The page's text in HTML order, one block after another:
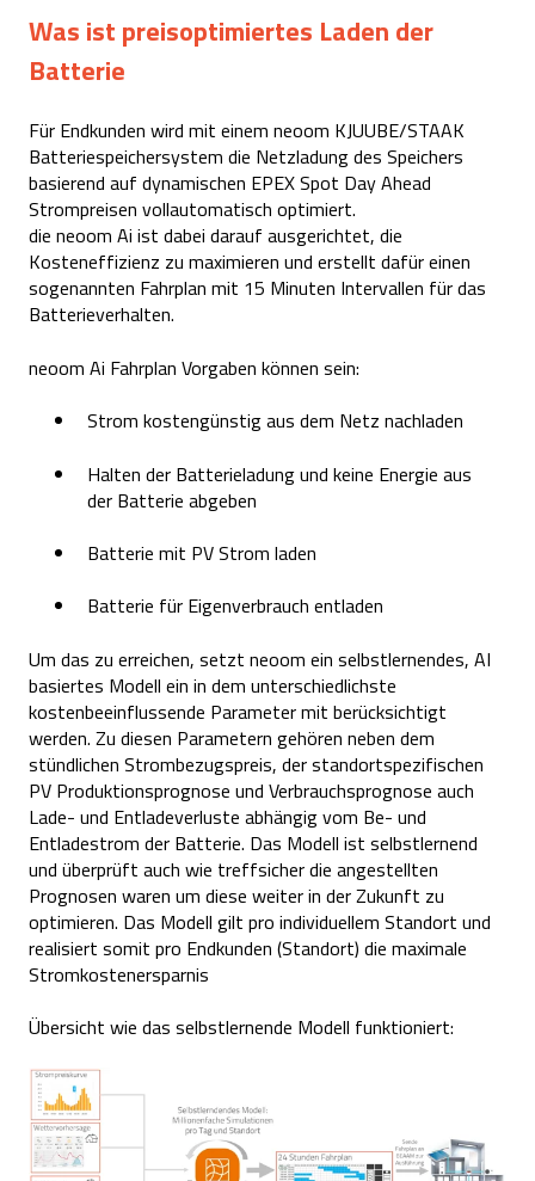
Was ist preisoptimiertes Laden der
Batterie
Für Endkunden wird mit einem neoom KJUUBE/STAAK
Batteriespeichersystem die Netzladung des Speichers
basierend auf dynamischen EPEX Spot Day Ahead
Strompreisen vollautomatisch optimiert.
die neoom Ai ist dabei darauf ausgerichtet, die
Kosteneffizienz zu maximieren und erstellt dafür einen
sogenannten Fahrplan mit 15 Minuten Intervallen für das
Batterieverhalten.
neoom Ai Fahrplan Vorgaben können sein:
Strom kostengünstig aus dem Netz nachladen
Halten der Batterieladung und keine Energie aus
der Batterie abgeben
Batterie mit PV Strom laden
Batterie für Eigenverbrauch entladen
Um das zu erreichen, setzt neoom ein selbstlernendes, AI
basiertes Modell ein in dem unterschiedlichste
kostenbeeinflussende Parameter mit berücksichtigt
werden. Zu diesen Parametern gehören neben dem
stündlichen Strombezugspreis, der standortspezifischen
PV Produktionsprognose und Verbrauchsprognose auch
Lade- und Entladeverluste abhängig vom Be- und
Entladestrom der Batterie. Das Modell ist selbstlernend
und überprüft auch wie treffsicher die angestellten
Prognosen waren um diese weiter in der Zukunft zu
optimieren. Das Modell gilt pro individuellem Standort und
realisiert somit pro Endkunden (Standort) die maximale
Stromkostenersparnis
Übersicht wie das selbstlernende Modell funktioniert: